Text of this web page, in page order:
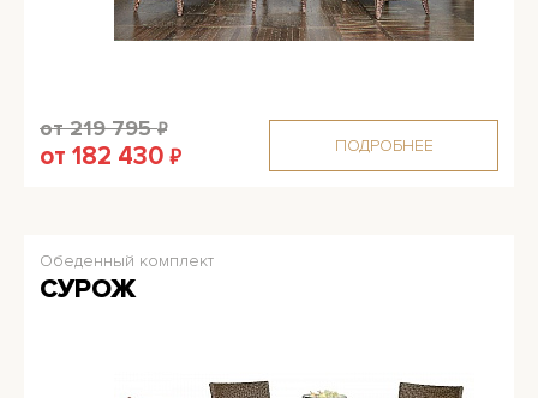
ПОДРОБНЕЕ
от 219 795₽
от 182 430 ₽
Обеденный комплект
СУРОЖ